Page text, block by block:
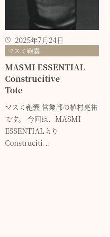
2025年7月24日
マスミ鞄嚢
MASMI ESSENTIAL
Construcitive
Tote
マスミ鞄嚢 営業部の植村亮祐
です。 今回は、MASMI
ESSENTIALより
Construciti...